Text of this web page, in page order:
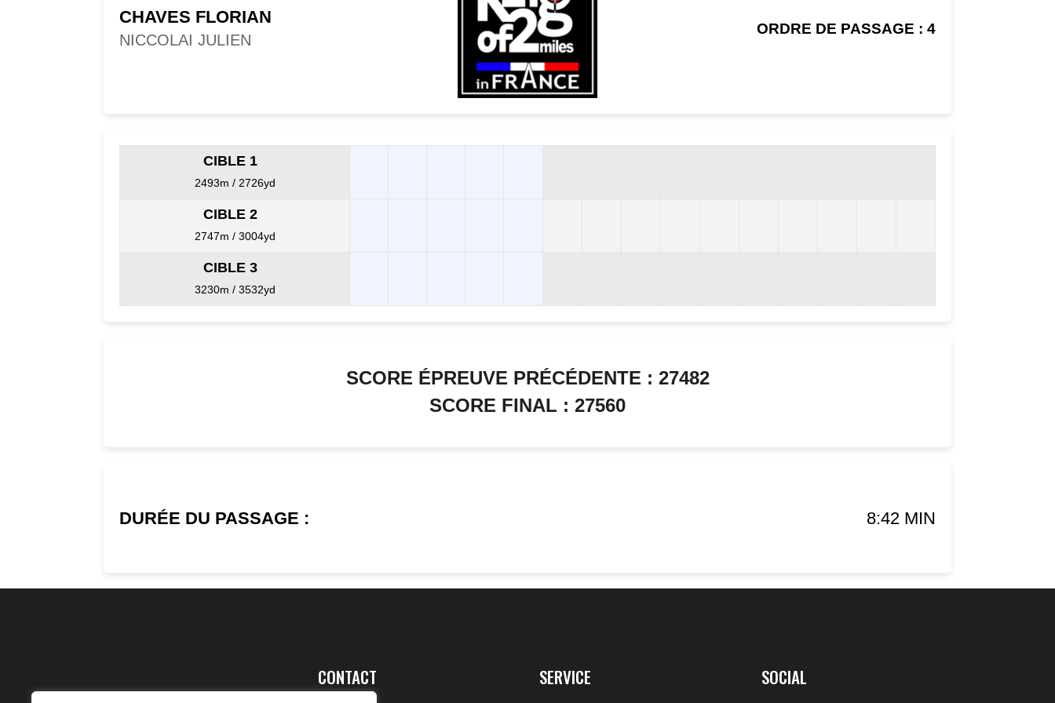
CHAVES FLORIAN
NICCOLAI JULIEN
ORDRE DE PASSAGE : 4
CIBLE 1
2493m / 2726yd
CIBLE 2
2747m / 3004yd
CIBLE 3
3230m / 3532yd
SCORE ÉPREUVE PRÉCÉDENTE : 27482
SCORE FINAL : 27560
DURÉE DU PASSAGE : 8:42 MIN
CONTACT SERVICE SOCIAL